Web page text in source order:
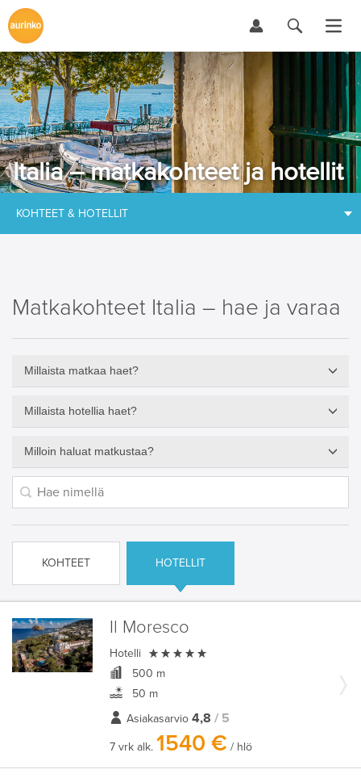
Italia – matkakohteet ja hotellit
KOHTEET & HOTELLIT
Matkakohteet Italia – hae ja varaa
Millaista matkaa haet?
Millaista hotellia haet?
Milloin haluat matkustaa?
KOHTEET HOTELLIT
Il Moresco
Hotelli 
500 m
50 m
Asiakasarvio 4,8 / 5
7 vrk alk. 1540 € / hlö